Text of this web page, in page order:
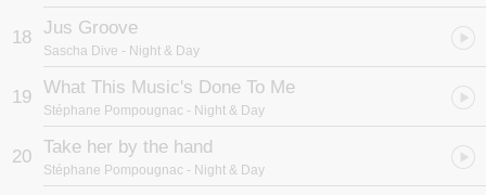
创作，特邀Nouvelle Vague合作女歌手Jenia Lubich演唱，流行民谣
结合电音节奏、清新流畅的柔美气音演唱，是本专辑首波MV主打单
曲。
CD2「夜/Night」华丽弛放舞动、以融合电音舞曲为主，更深层的弛
放节奏加入tribal世界风，开场曲“Mi Mujer”融合世界音乐元素丰富的
由年仅20岁新生代明星级DJ Nicolas Jaar所创作、是史蒂芬最喜爱的
曲目之一，带出音乐的主题「夜」；紧接著出场的是三首deep
18 Jus Groove
Sascha Dive - Night & Day
19 What This Music's Done To Me
Stéphane Pompougnac - Night & Day
20 Take her by the hand
Stéphane Pompougnac - Night & Day